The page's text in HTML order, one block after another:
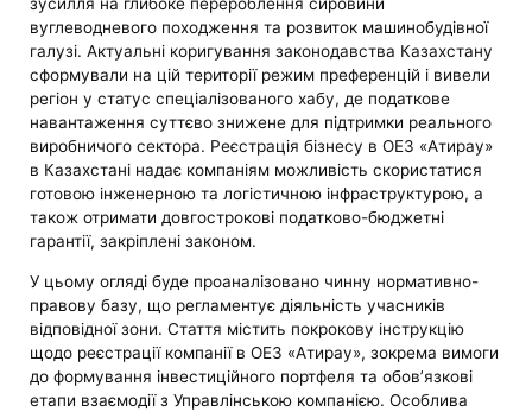
зусилля на глибоке перероблення сировини
вуглеводневого походження та розвиток машинобудівної
галузі. Актуальні коригування законодавства Казахстану
сформували на цій території режим преференцій і вивели
регіон у статус спеціалізованого хабу, де податкове
навантаження суттєво знижене для підтримки реального
виробничого сектора. Реєстрація бізнесу в ОЕЗ «Атирау»
в Казахстані надає компаніям можливість скористатися
готовою інженерною та логістичною інфраструктурою, а
також отримати довгострокові податково-бюджетні
гарантії, закріплені законом.
У цьому огляді буде проаналізовано чинну нормативно-
правову базу, що регламентує діяльність учасників
відповідної зони. Стаття містить покрокову інструкцію
щодо реєстрації компанії в ОЕЗ «Атирау», зокрема вимоги
до формування інвестиційного портфеля та обов’язкові
етапи взаємодії з Управлінською компанією. Особлива